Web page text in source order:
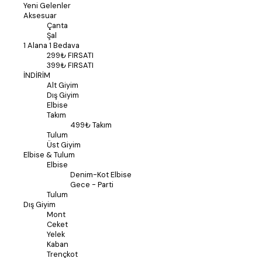
Yeni Gelenler
Aksesuar
Çanta
Şal
1 Alana 1 Bedava
299₺ FIRSATI
399₺ FIRSATI
İNDİRİM
Alt Giyim
Dış Giyim
Elbise
Takım
499₺ Takım
Tulum
Üst Giyim
Elbise & Tulum
Elbise
Denim-Kot Elbise
Gece - Parti
Tulum
Dış Giyim
Mont
Ceket
Yelek
Kaban
Trençkot